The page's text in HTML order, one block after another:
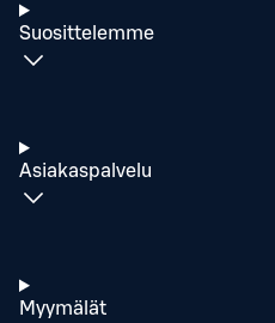
Suosittelemme
Asiakaspalvelu
Myymälät